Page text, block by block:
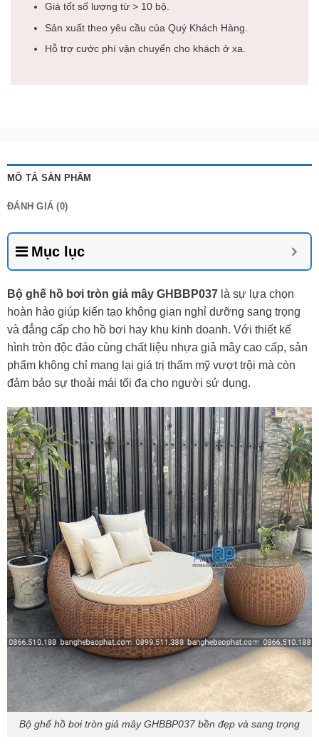
Giá tốt số lượng từ > 10 bộ.
Sản xuất theo yêu cầu của Quý Khách Hàng.
Hỗ trợ cước phí vận chuyển cho khách ở xa.
MÔ TẢ SẢN PHẨM
ĐÁNH GIÁ (0)
Mục lục
Bộ ghế hồ bơi tròn giả mây GHBBP037 là sự lựa chọn
hoàn hảo giúp kiến tạo không gian nghỉ dưỡng sang trọng
và đẳng cấp cho hồ bơi hay khu kinh doanh. Với thiết kế
hình tròn độc đáo cùng chất liệu nhựa giả mây cao cấp, sản
phẩm không chỉ mang lại giá trị thẩm mỹ vượt trội mà còn
đảm bảo sự thoải mái tối đa cho người sử dụng.
Bộ ghế hồ bơi tròn giả mây GHBBP037 bền đẹp và sang trọng